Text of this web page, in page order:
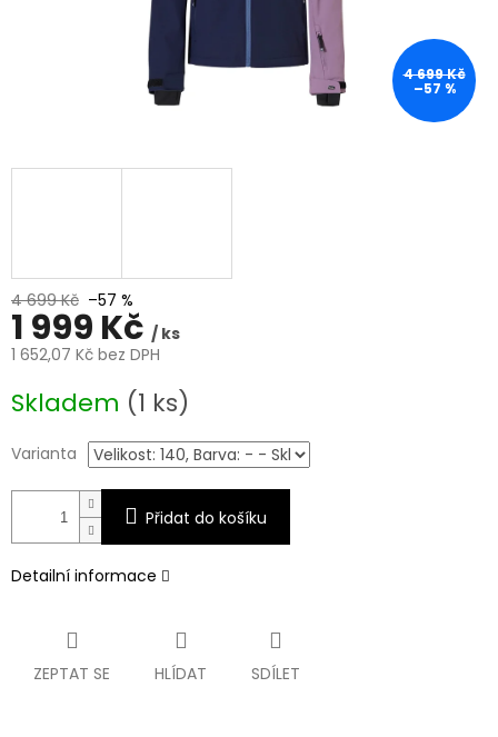
4 699 Kč
–57 %
4 699 Kč –57 %
1 999 Kč / ks
1 652,07 Kč bez DPH
cena:
Skladem (1 ks)
Varianta
Přidat do košíku
Detailní informace
ZEPTAT SE HLÍDAT SDÍLET